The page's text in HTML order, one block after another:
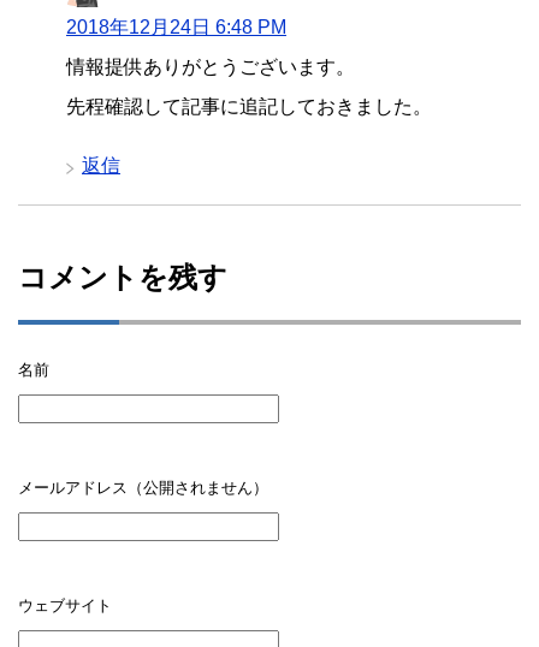
2018年12月24日 6:48 PM
情報提供ありがとうございます。
先程確認して記事に追記しておきました。
返信
コメントを残す
名前
メールアドレス（公開されません）
ウェブサイト